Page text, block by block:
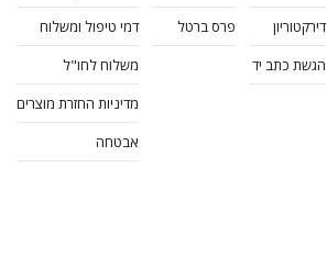
דירקטוריון
הגשת כתב יד
פרס ברטל
דמי טיפול ומשלוח
משלוח לחו"ל
מדיניות החזרת מוצרים
אבטחה